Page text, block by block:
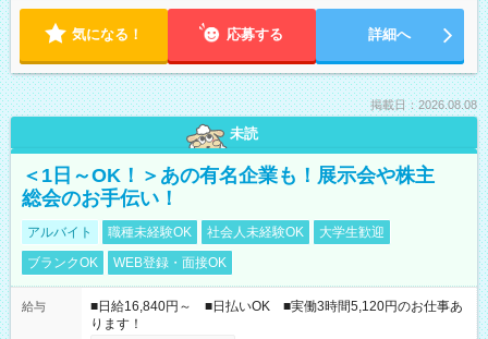
気になる！ 応募する 詳細へ
掲載日：2026.08.08
未読
＜1日～OK！＞あの有名企業も！展示会や株主
総会のお手伝い！
アルバイト 職種未経験OK 社会人未経験OK
大学生歓迎
ブランクOK
WEB登録・面接OK
給与
■日給16,840円～ ■日払いOK ■実働3時間5,120円のお仕事あ
ります！